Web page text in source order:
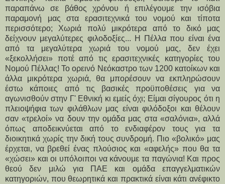
παραπάνω σε βάθος χρόνου ή επιλέγουμε την ισόβια
παραμονή μας στα ερασιτεχνικά του νομού και τίποτα
περισσότερο; Χωριά πολύ μικρότερα από το δικό μας
δείχνουν μεγαλύτερες φιλοδοξίες... Η Πέλλα που είναι ένα
από τα μεγαλύτερα χωριά του νομού μας, δεν έχει
«ξεκολλήσει» ποτέ από τις ερασιτεχνικές κατηγορίες του
Νομού Πέλλας! Το ορεινό Νεόκαστρο των 1200 κατοίκων και
άλλα μικρότερα χωριά, θα μπορέσουν να εκπληρώσουν
έστω κάποιες από τις βασικές προϋποθέσεις για να
αγωνισθούν στην Γ' Εθνική κι εμείς όχι; Είμαι σίγουρος ότι η
πλειοψήφια των φιλάθλων μας είναι φιλόδοξοι και θέλουν
σαν «τρελοί» να δουν την ομάδα μας στα «σαλόνια», αλλά
όπως αποδεικνύεται από το ενδιαφέρον τους για τα
διοικητικά χωρίς την δική τους συνδρομή. Πιο «βολικό» μας
έρχεται, να βρεθεί ένας πλούσιος και «αφελής» που θα τα
«χώσει» και οι υπόλοιποι να κάνουμε τα παγώνια! Και προς
θεού δεν μιλώ για ΠΑΕ και ομάδα επαγγελματικών
κατηγοριών, που θεωρητικά και πρακτικά είναι κάτι ανέφικτο